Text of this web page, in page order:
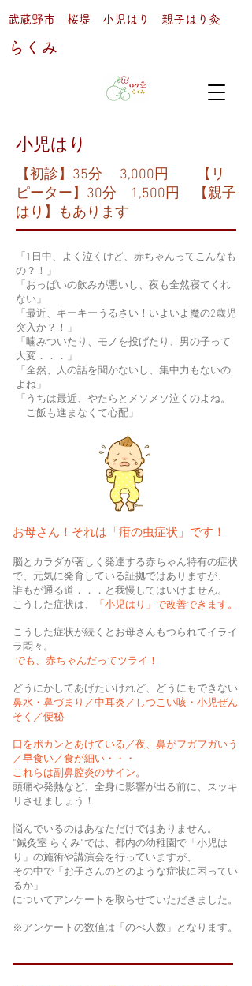
武蔵野市 桜堤 小児はり 親子はり灸
らくみ
小児はり
​【初診】35分 3,000円 【リ
ピーター】30分 1,500円 【親子
はり】もあります
「1日中、よく泣くけど、赤ちゃんってこんなも
の？！」
「おっぱいの飲みが悪いし、夜も全然寝てくれ
ない」
「最近、キーキーうるさい！いよいよ魔の2歳児
突入か？！」
「噛みついたり、モノを投げたり、男の子って
大変．．．」
「全然、人の話を聞かないし、集中力もないの
よね」
「うちは最近、やたらとメソメソ泣くのよね。
ご飯も進まなくて心配」
お母さん！それは「疳の虫症状」です！
脳とカラダが著しく発達する赤ちゃん特有の症状
で、元気に発育している証拠ではありますが、
誰もが通る道．．．と我慢してはいけません。
こうした症状は、
「小児はり」で改善できます。
こうした症状が続くとお母さんもつられてイライ
ラ悶々。
でも、赤ちゃんだってツライ！
どうにかしてあげたいけれど、どうにもできない
鼻水・鼻づまり／中耳炎／しつこい咳・小児ぜん
そく／便秘
口をポカンとあけている／夜、鼻がフガフガいう
／早食い／食が細い・・・
これらは副鼻腔炎のサイン。
頭痛や発熱など、全身に影響が出る前に、スッキ
リさせましょう！
悩んでいるのはあなただけではありません。
”鍼灸室 らくみ”では、都内の幼稚園で「小児は
り」の施術や講演会を行っていますが、
その中で「お子さんのどのような症状に困ってい
るか」
についてアンケートを取らせていただきました。
※アンケートの数値は「のべ人数」となります。